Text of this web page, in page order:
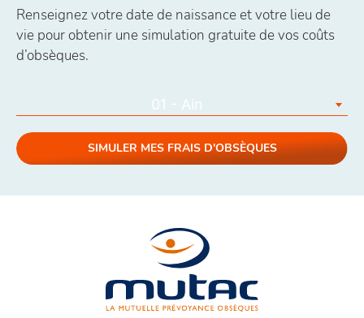
Renseignez votre date de naissance et votre lieu de
vie pour obtenir une simulation gratuite de vos coûts
d’obsèques.
01 - Ain
SIMULER MES FRAIS D'OBSÈQUES